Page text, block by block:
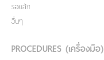
รอยสัก
อื่นๆ
PROCEDURES (เครื่องมือ)